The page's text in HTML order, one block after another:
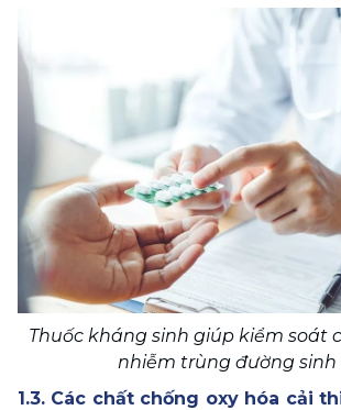
Thuốc kháng sinh giúp kiểm soát
nhiễm trùng đường sinh
1.3. Các chất chống oxy hóa cải